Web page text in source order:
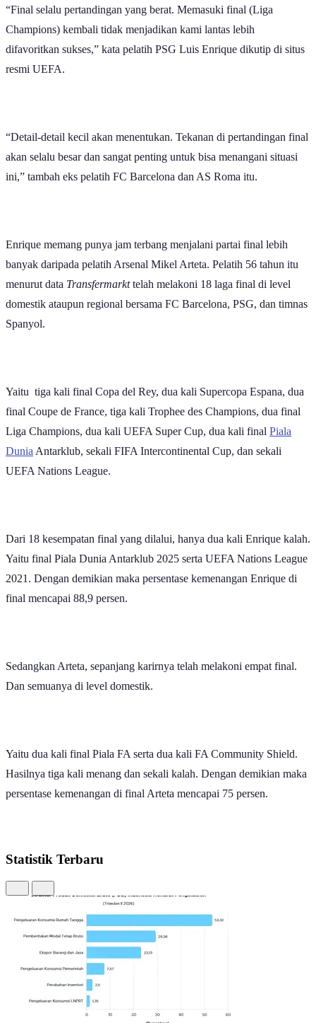
“Final selalu pertandingan yang berat. Memasuki final (Liga
Champions) kembali tidak menjadikan kami lantas lebih
difavoritkan sukses,” kata pelatih PSG Luis Enrique dikutip di situs
resmi UEFA.
“Detail-detail kecil akan menentukan. Tekanan di pertandingan final
akan selalu besar dan sangat penting untuk bisa menangani situasi
ini,” tambah eks pelatih FC Barcelona dan AS Roma itu.
Enrique memang punya jam terbang menjalani partai final lebih
banyak daripada pelatih Arsenal Mikel Arteta. Pelatih 56 tahun itu
menurut data Transfermarkttelah melakoni 18 laga final di level
domestik ataupun regional bersama FC Barcelona, PSG, dan timnas
Spanyol.
Yaitu tiga kali final Copa del Rey, dua kali Supercopa Espana, dua
final Coupe de France, tiga kali Trophee des Champions, dua final
Liga Champions, dua kali UEFA Super Cup, dua kali final Piala
Dunia Antarklub, sekali FIFA Intercontinental Cup, dan sekali
UEFA Nations League.
Dari 18 kesempatan final yang dilalui, hanya dua kali Enrique kalah.
Yaitu final Piala Dunia Antarklub 2025 serta UEFA Nations League
2021. Dengan demikian maka persentase kemenangan Enrique di
final mencapai 88,9 persen.
Sedangkan Arteta, sepanjang karirnya telah melakoni empat final.
Dan semuanya di level domestik.
Yaitu dua kali final Piala FA serta dua kali FA Community Shield.
Hasilnya tiga kali menang dan sekali kalah. Dengan demikian maka
persentase kemenangan di final Arteta mencapai 75 persen.
Statistik Terbaru